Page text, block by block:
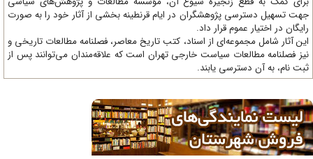
تسهیل دسترسی پژوهشگران در ایام قرنطینه بخشی از آثار خود را به صورت
در اختیار عموم قرار داد.
آثار شامل مجموعه‌ای از اسناد، کتب تاریخ معاصر، فصلنامه‌ مطالعات تاریخی و
فصلنامه مطالعات سیاست خارجی تهران است که علاقه‌مندان می‌توانند پس از
نام، به آن دسترسی یابند.